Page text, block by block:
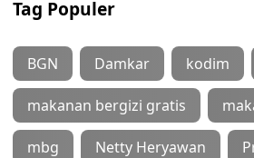
Tag Populer
BGN Damkar kodim
makanan bergizi gratis
mbg Netty Heryawan